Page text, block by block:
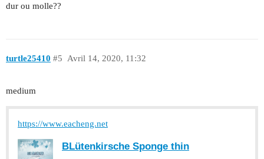
dur ou molle??
turtle25410 Avril 14, 2020, 11:32
#5
medium
https://www.eacheng.net
BLütenkirsche Sponge thin